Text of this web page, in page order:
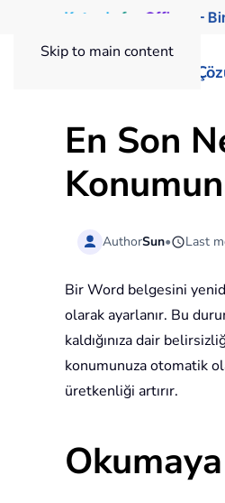
Skip to main content
Kutools for Office —
En Son
AuthorSun• Last
Bir Word belgesini
olarak ayarlanır. Bu
kaldığınıza dair
konumunuza otomatik
üretkenliği artırır.